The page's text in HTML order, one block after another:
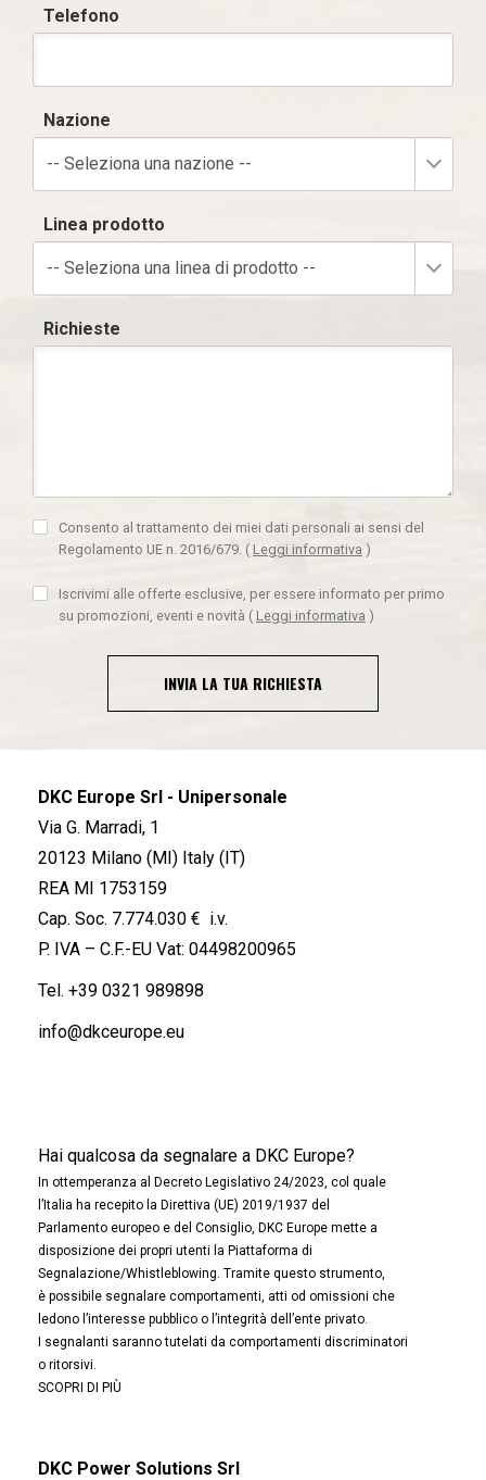
Telefono
Nazione
-- Seleziona una nazione --
Linea prodotto
-- Seleziona una linea di prodotto --
Richieste
Consento al trattamento dei miei dati personali ai sensi del
Regolamento UE n. 2016/679. ( Leggi informativa )
Iscrivimi alle offerte esclusive, per essere informato per primo
su promozioni, eventi e novità ( Leggi informativa )
INVIA LA TUA RICHIESTA
DKC Europe Srl - Unipersonale
Via G. Marradi, 1
20123 Milano (MI) Italy (IT)
REA MI 1753159
Cap. Soc. 7.774.030 € i.v.
P. IVA – C.F.-EU Vat: 04498200965
Tel. +39 0321 989898
info@dkceurope.eu
Hai qualcosa da segnalare a DKC Europe?
In ottemperanza al Decreto Legislativo 24/2023, col quale
l’Italia ha recepito la Direttiva (UE) 2019/1937 del
Parlamento europeo e del Consiglio, DKC Europe mette a
disposizione dei propri utenti la Piattaforma di
Segnalazione/Whistleblowing. Tramite questo strumento,
è possibile segnalare comportamenti, atti od omissioni che
ledono l’interesse pubblico o l’integrità dell’ente privato.
I segnalanti saranno tutelati da comportamenti discriminatori
o ritorsivi.
SCOPRI DI PIÙ
DKC Power Solutions Srl